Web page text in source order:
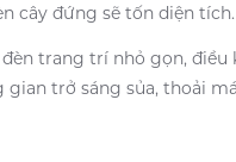
cây đứng sẽ tốn diện tích.
trang trí nhỏ gọn,
gian trở sáng sủa, thoải